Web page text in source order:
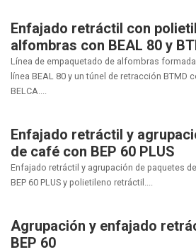
Enfajado retráctil con
alfombras con BEAL 80 y
Línea de empaquetado de alfombras
línea BEAL 80 y un túnel de retracción BTMD
BELCA....
Enfajado retráctil y
de café con BEP 60 PLUS
Enfajado retráctil y agrupación de paquetes
BEP 60 PLUS y polietileno retráctil....
Agrupación y enfajado
BEP 60